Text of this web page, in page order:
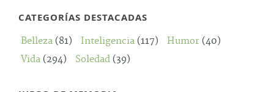
CATEGORÍAS DESTACADAS
Belleza (81) Inteligencia (117) Humor (40)
Vida (294) Soledad (39)